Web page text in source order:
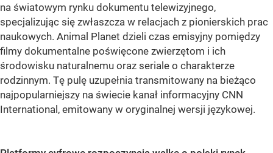
na światowym rynku dokumentu telewizyjnego,
specjalizując się zwłaszcza w relacjach z pionierskich prac
naukowych. Animal Planet dzieli czas emisyjny pomiędzy
filmy dokumentalne poświęcone zwierzętom i ich
środowisku naturalnemu oraz seriale o charakterze
rodzinnym. Tę pulę uzupełnia transmitowany na bieżąco
najpopularniejszy na świecie kanał informacyjny CNN
International, emitowany w oryginalnej wersji językowej.